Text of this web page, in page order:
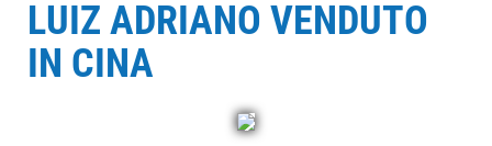
LUIZ ADRIANO VENDUTO
IN CINA